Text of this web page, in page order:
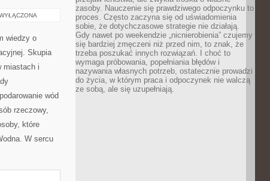
wiedzy o
Skupia
miastach i
wód
rzeczowy,
które
W sercu
zasoby. Nauczenie się prawdziwego odpoczynku to
proces. Często zaczyna się od uświadomienia
sobie, że dotychczasowe strategie nie działają.
Gdy nawet po weekendzie „nicnierobienia” czujemy
się bardziej zmęczeni niż przed nim, to znak, że
trzeba poszukać innych rozwiązań. I choć to
wymaga próbowania, popełniania błędów i
nazywania własnych potrzeb, ostatecznie prowadzi
do życia, w którym praca i odpoczynek nie walczą
ze sobą, ale się uzupełniają.